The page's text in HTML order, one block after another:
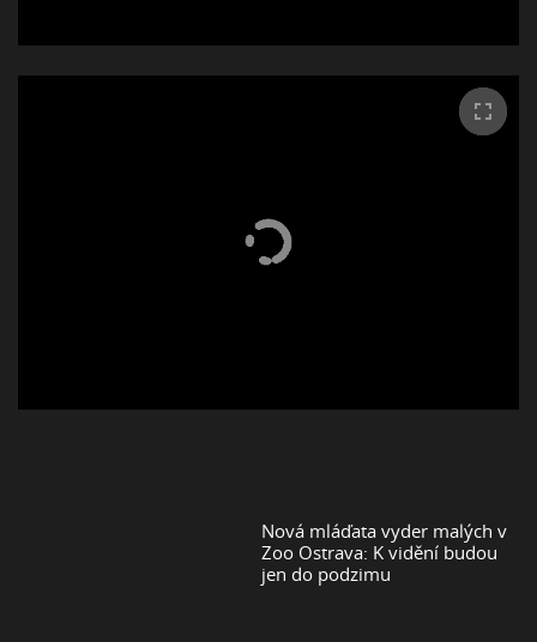
Nová mláďata vyder malých v
Zoo Ostrava: K vidění budou
jen do podzimu